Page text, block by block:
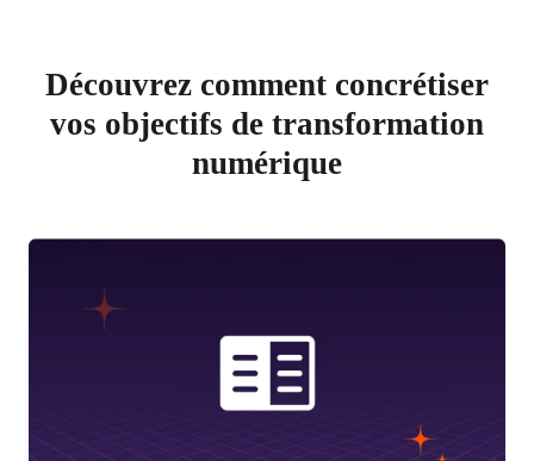
Découvrez comment concrétiser
vos objectifs de transformation
numérique